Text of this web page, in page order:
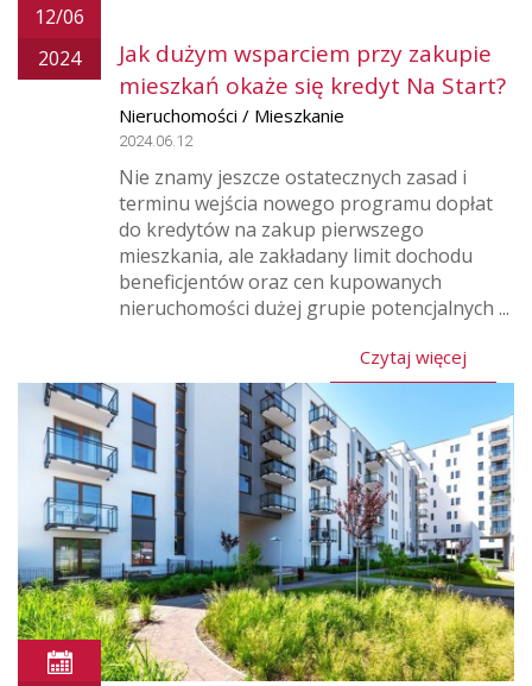
12/06
2024
Jak dużym wsparciem przy zakupie
mieszkań okaże się kredyt Na Start?
Nieruchomości / Mieszkanie
2024.06.12
Nie znamy jeszcze ostatecznych zasad i
terminu wejścia nowego programu dopłat
do kredytów na zakup pierwszego
mieszkania, ale zakładany limit dochodu
beneficjentów oraz cen kupowanych
nieruchomości dużej grupie potencjalnych ...
Czytaj więcej